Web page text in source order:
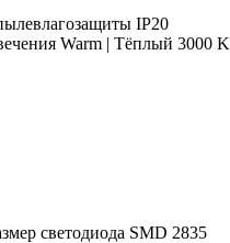
IP20
Warm | Тёплый 3000 K
светодиода SMD 2835